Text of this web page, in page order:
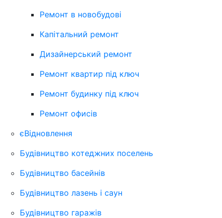
Ремонт в новобудові
Капітальний ремонт
Дизайнерський ремонт
Ремонт квартир під ключ
Ремонт будинку під ключ
Ремонт офисів
єВідновлення
Будівництво котеджних поселень
Будівництво басейнів
Будівництво лазень і саун
Будівництво гаражів